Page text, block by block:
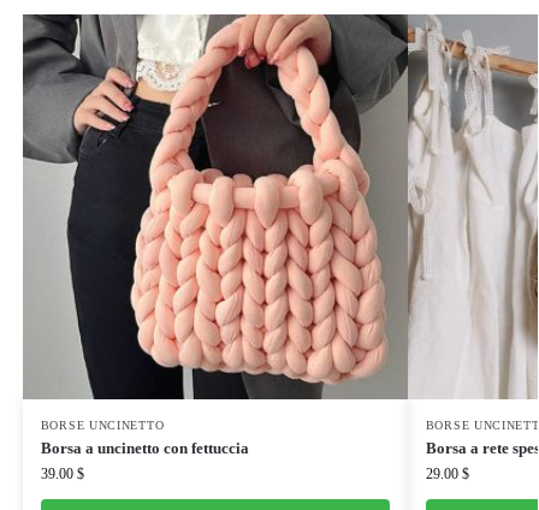
BORSE UNCINETTO
Borsa a uncinetto con fettuccia
39.00 $
BORSE
Borsa a rete
29.00 $